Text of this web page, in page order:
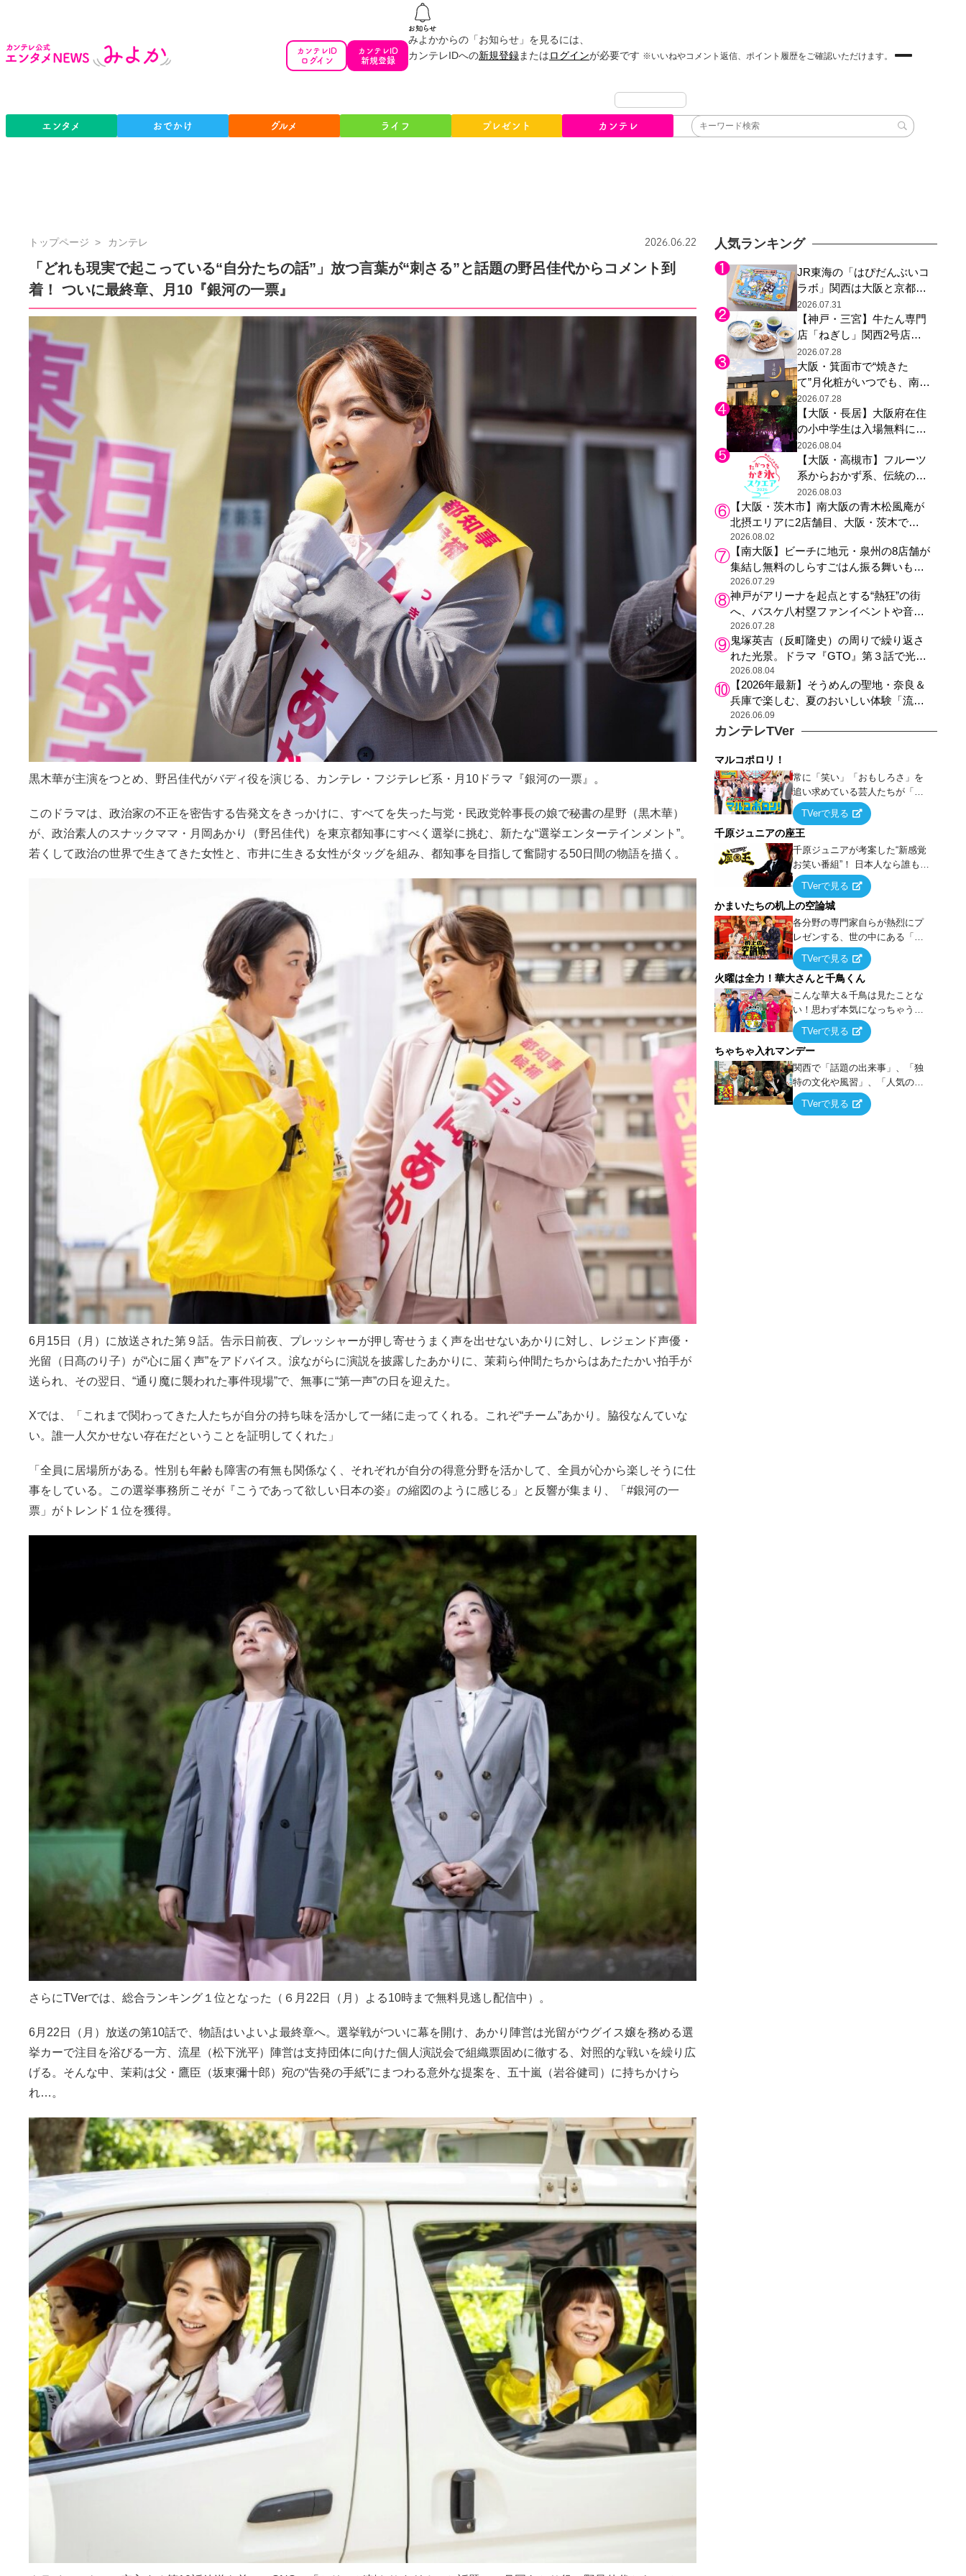
カンテレID
ログイン
カンテレID
新規登録
みよかからの「お知らせ」を見るには、
カンテレIDへの新規登録またはログインが必要です ※いいねやコメント返信、ポイント履歴をご確認いただけます。
エンタメ おでかけ グルメ ライフ プレゼント カンテレ
トップページ カ
テ
レ
「
よ
」
カンテレ 2026.06.22
「どれも現実で起こっている“自分たちの話”」放つ言葉が“刺さる”と話題の野呂佳代からコメント到
着！ ついに最終章、月10『銀河の一票』
黒木華が主演をつとめ、野呂佳代がバディ役を演じる、カンテレ・フジテレビ系・月10ドラマ『銀河の一票』。
このドラマは、政治家の不正を密告する告発文をきっかけに、すべてを失った与党・民政党幹事長の娘で秘書の星野（黒木華）
が、政治素人のスナックママ・月岡あかり（野呂佳代）を東京都知事にすべく選挙に挑む、新たな“選挙エンターテインメント”。
若くして政治の世界で生きてきた女性と、市井に生きる女性がタッグを組み、都知事を目指して奮闘する50日間の物語を描く。
6月15日（月）に放送された第９話。告示日前夜、プレッシャーが押し寄せうまく声を出せないあかりに対し、レジェンド声優・
光留（日髙のり子）が“心に届く声”をアドバイス。涙ながらに演説を披露したあかりに、茉莉ら仲間たちからはあたたかい拍手が
送られ、その翌日、“通り魔に襲われた事件現場”で、無事に“第一声”の日を迎えた。
Xでは、「これまで関わってきた人たちが自分の持ち味を活かして一緒に走ってくれる。これぞ“チーム”あかり。脇役なんていな
い。誰一人欠かせない存在だということを証明してくれた」
「全員に居場所がある。性別も年齢も障害の有無も関係なく、それぞれが自分の得意分野を活かして、全員が心から楽しそうに仕
事をしている。この選挙事務所こそが『こうであって欲しい日本の姿』の縮図のように感じる」と反響が集まり、「#銀河の一
票」がトレンド１位を獲得。
さらにTVerでは、総合ランキング１位となった（６月22日（月）よる10時まで無料見逃し配信中）。
6月22日（月）放送の第10話で、物語はいよいよ最終章へ。選挙戦がついに幕を開け、あかり陣営は光留がウグイス嬢を務める選
挙カーで注目を浴びる一方、流星（松下洸平）陣営は支持団体に向けた個人演説会で組織票固めに徹する、対照的な戦いを繰り広
げる。そんな中、茉莉は父・鷹臣（坂東彌十郎）宛の“告発の手紙”にまつわる意外な提案を、五十嵐（岩谷健司）に持ちかけら
れ…。
人気ランキング
JR東海の「はぴだんぶいコ
ラボ」関西は大阪と京都の
み、日焼けしたポチャッコ
らサンリオキャラが描かれ
た駅弁やグッズが登場
2026.07.31
【神戸・三宮】牛たん専門
店「ねぎし」関西2号店が
登場、ファンら「8月が待
ち遠しい」と早くから注目
2026.07.28
大阪・箕面市で“焼きた
て”月化粧がいつでも、南大
阪の青木松風庵が北摂エリ
アに初進出
2026.07.28
【大阪・長居】大阪府在住
の小中学生は入場無料に、
チームラボが「夏休みの自
由研究の課題に」と「ボタ
ニカルガーデン 大阪」へ招
待
2026.08.04
【大阪・高槻市】フルーツ
系からおかず系、伝統の天
然氷まで人気店が集結、高
槻阪急スクエアで「かき
氷」祭り
2026.08.03
【大阪・茨木市】南大阪の青木松風庵が
北摂エリアに2店舗目、大阪・茨木で
も“焼きたて”の月化粧が食べられる
2026.08.02
【南大阪】ビーチに地元・泉州の8店舗が
集結し無料のしらすごはん振る舞いも、
泉南ロングパークの「海のマルシェ」が
リニューアル！
2026.07.29
神戸がアリーナを起点とする“熱狂”の街
へ、バスケ八村塁ファンイベントや音楽
フェスで三宮・ウォーターフロントを活
性化
2026.07.28
鬼塚英吉（反町隆史）の周りで繰り返さ
れた光景。ドラマ『GTO』第３話で光っ
た演出の巧みさ
2026.08.04
【2026年最新】そうめんの聖地・奈良＆
兵庫で楽しむ、夏のおいしい体験「流し
そうめん体験」おすすめ3選
2026.06.09
カンテレTVer
マルコポロリ！
常に「笑い」「おもしろさ」を
追い求めている芸人たちが「芸
能界」という大海原に漕ぎ出で
て、新たなオモシロ人間を発掘
する！
TVerで見る
千原ジュニアの座王
千原ジュニアが考案した“新感覚
お笑い番組”！ 日本人なら誰もが
馴染みのある『イス取りゲー
ム』をベースに、大喜利・ギャ
グ・モノボケ・歌…など様々な
お題で芸人がショートネタを競
い合う！
TVerで見る
かまいたちの机上の空論城
各分野の専門家自らが熱烈にプ
レゼンする、世の中にある「試
したことはないが、やってみた
らこうなる！…ハズ」という“机
上の空論”に若手芸人らがカラダ
を張って挑む！
TVerで見る
火曜は全力！華大さんと千鳥くん
こんな華大＆千鳥は見たことな
い！思わず本気になっちゃうゲ
ームに挑戦するバラエティー！
TVerで見る
ちゃちゃ入れマンデー
関西で「話題の出来事」、「独
特の文化や風習」、「人気の行
列ができる店」などあらゆるテ
ーマについて好き放題にちゃち
TVerで見る